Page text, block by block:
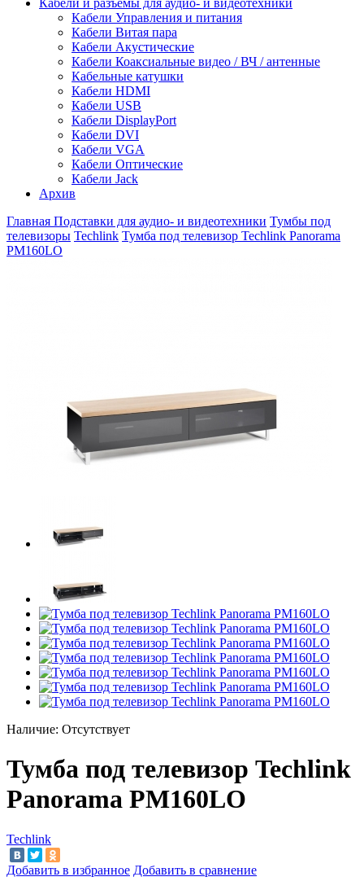
Кабели Управления и питания
Кабели Витая пара
Кабели Акустические
Кабели Коаксиальные видео / ВЧ / антенные
Кабельные катушки
Кабели HDMI
Кабели USB
Кабели DisplayPort
Кабели DVI
Кабели VGA
Кабели Оптические
Кабели Jack
Архив
Главная Подставки для аудио- и видеотехники Тумбы под
телевизоры Techlink Тумба под телевизор Techlink Panorama
PM160LO
Наличие: Отсутствует
Тумба под телевизор Techlink
Panorama PM160LO
Techlink
Добавить в избранное Добавить в сравнение